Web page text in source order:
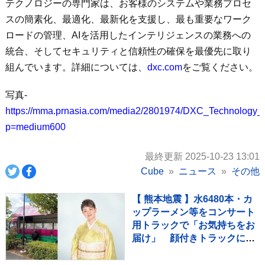
テクノロジーの専門家は、お客様のシステムや業務プロセ
スの簡素化、最適化、最新化を支援し、最も重要なワーク
ロードの管理、AIを活用したインテリジェンスの業務への
統合、そしてセキュリティと信頼性の確保を最優先に取り
組んでいます。詳細については、 dxc.comをご覧ください。
写真-
https://mma.prnasia.com/media2/2801974/
p=medium600
最終更新 2025-10-23 13:01
Cube
ニュース その他
【 熊本地震 】水6480本・カ
ップラーメン等をコンサート
用トラックで「お気持ちをお
届け」 顔付きトラックにた